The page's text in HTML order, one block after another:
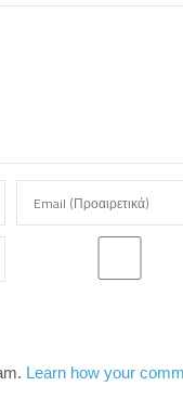
Learn how your